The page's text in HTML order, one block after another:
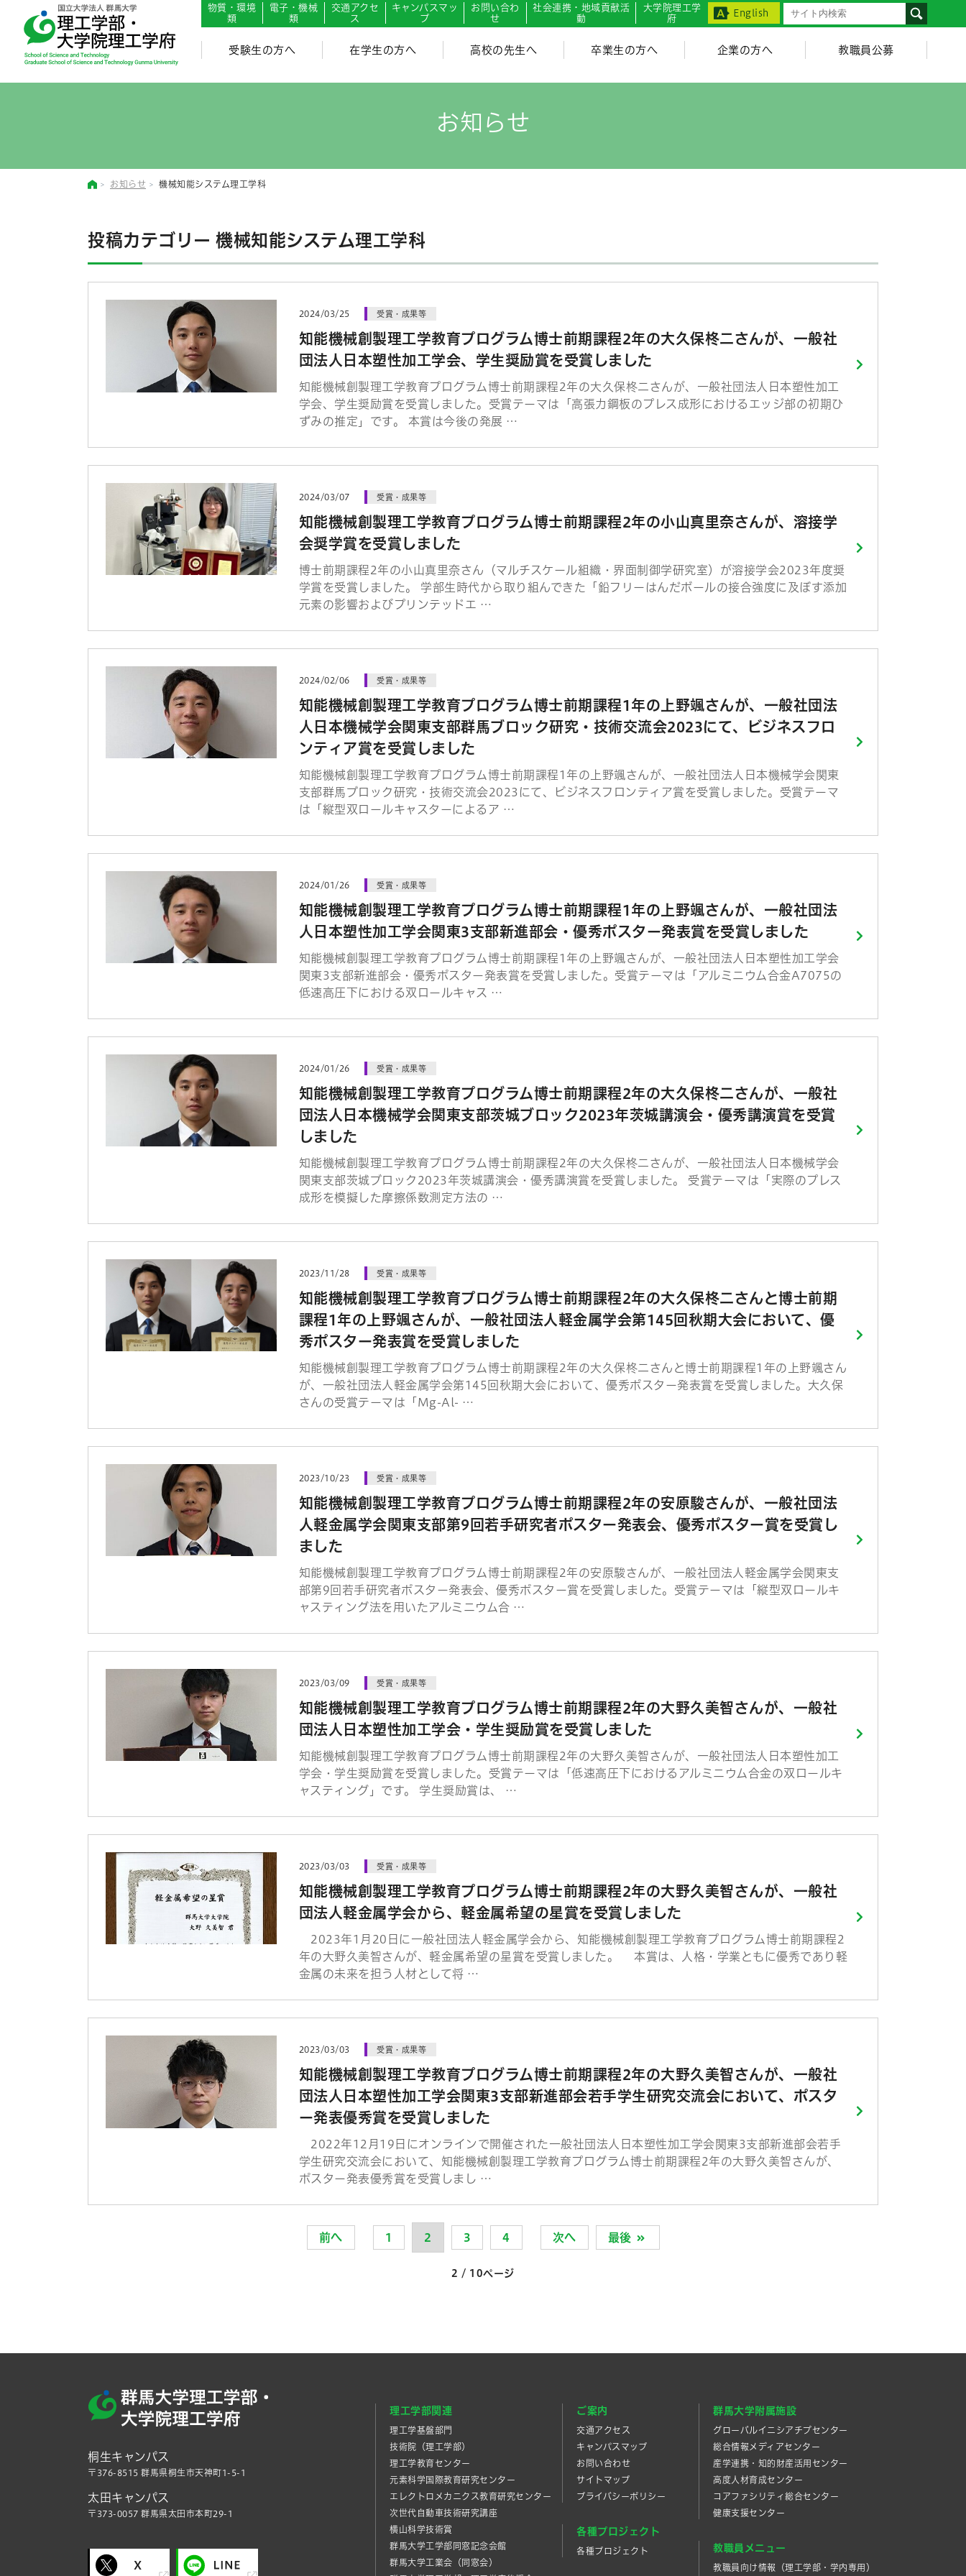
物質・環境
類
電子・機械
類
交通アクセ
ス
キャンパスマッ
プ
お問い合わ
せ
社会連携・地域貢献活
動
大学院理工学
府
English
受験生の方へ 在学生の方へ 高校の先生へ 卒業生の方へ 企業の方へ 教職員公募
Japanese
お知らせ
お知らせ 機械知能システム理工学科
投稿カテゴリー 機械知能システム理工学科
2024/03/25 受賞・成果等
知能機械創製理工学教育プログラム博士前期課程2年の大久保柊二さんが、一般社
団法人日本塑性加工学会、学生奨励賞を受賞しました
知能機械創製理工学教育プログラム博士前期課程2年の大久保柊二さんが、一般社団法人日本塑性加工
学会、学生奨励賞を受賞しました。受賞テーマは「高張力鋼板のプレス成形におけるエッジ部の初期ひ
ずみの推定」です。 本賞は今後の発展 …
2024/03/07 受賞・成果等
知能機械創製理工学教育プログラム博士前期課程2年の小山真里奈さんが、溶接学
会奨学賞を受賞しました
博士前期課程2年の小山真里奈さん（マルチスケール組織・界面制御学研究室）が溶接学会2023年度奨
学賞を受賞しました。 学部生時代から取り組んできた「鉛フリーはんだボールの接合強度に及ぼす添加
元素の影響およびプリンテッドエ …
2024/02/06 受賞・成果等
知能機械創製理工学教育プログラム博士前期課程1年の上野颯さんが、一般社団法
人日本機械学会関東支部群馬ブロック研究・技術交流会2023にて、ビジネスフロ
ンティア賞を受賞しました
知能機械創製理工学教育プログラム博士前期課程1年の上野颯さんが、一般社団法人日本機械学会関東
支部群馬ブロック研究・技術交流会2023にて、ビジネスフロンティア賞を受賞しました。受賞テーマ
は「縦型双ロールキャスターによるア …
2024/01/26 受賞・成果等
知能機械創製理工学教育プログラム博士前期課程1年の上野颯さんが、一般社団法
人日本塑性加工学会関東3支部新進部会・優秀ポスター発表賞を受賞しました
知能機械創製理工学教育プログラム博士前期課程1年の上野颯さんが、一般社団法人日本塑性加工学会
関東3支部新進部会・優秀ポスター発表賞を受賞しました。受賞テーマは「アルミニウム合金A7075の
低速高圧下における双ロールキャス …
2024/01/26 受賞・成果等
知能機械創製理工学教育プログラム博士前期課程2年の大久保柊二さんが、一般社
団法人日本機械学会関東支部茨城ブロック2023年茨城講演会・優秀講演賞を受賞
しました
知能機械創製理工学教育プログラム博士前期課程2年の大久保柊二さんが、一般社団法人日本機械学会
関東支部茨城ブロック2023年茨城講演会・優秀講演賞を受賞しました。 受賞テーマは「実際のプレス
成形を模擬した摩擦係数測定方法の …
2023/11/28 受賞・成果等
知能機械創製理工学教育プログラム博士前期課程2年の大久保柊二さんと博士前期
課程1年の上野颯さんが、一般社団法人軽金属学会第145回秋期大会において、優
秀ポスター発表賞を受賞しました
知能機械創製理工学教育プログラム博士前期課程2年の大久保柊二さんと博士前期課程1年の上野颯さん
が、一般社団法人軽金属学会第145回秋期大会において、優秀ポスター発表賞を受賞しました。大久保
さんの受賞テーマは「Mg-Al- …
2023/10/23 受賞・成果等
知能機械創製理工学教育プログラム博士前期課程2年の安原駿さんが、一般社団法
人軽金属学会関東支部第9回若手研究者ポスター発表会、優秀ポスター賞を受賞し
ました
知能機械創製理工学教育プログラム博士前期課程2年の安原駿さんが、一般社団法人軽金属学会関東支
部第9回若手研究者ポスター発表会、優秀ポスター賞を受賞しました。受賞テーマは「縦型双ロールキ
ャスティング法を用いたアルミニウム合 …
2023/03/09 受賞・成果等
知能機械創製理工学教育プログラム博士前期課程2年の大野久美智さんが、一般社
団法人日本塑性加工学会・学生奨励賞を受賞しました
知能機械創製理工学教育プログラム博士前期課程2年の大野久美智さんが、一般社団法人日本塑性加工
学会・学生奨励賞を受賞しました。受賞テーマは「低速高圧下におけるアルミニウム合金の双ロールキ
ャスティング」です。 学生奨励賞は、 …
2023/03/03 受賞・成果等
知能機械創製理工学教育プログラム博士前期課程2年の大野久美智さんが、一般社
団法人軽金属学会から、軽金属希望の星賞を受賞しました
2023年1月20日に一般社団法人軽金属学会から、知能機械創製理工学教育プログラム博士前期課程2
年の大野久美智さんが、軽金属希望の星賞を受賞しました。 本賞は、人格・学業ともに優秀であり軽
金属の未来を担う人材として将 …
2023/03/03 受賞・成果等
知能機械創製理工学教育プログラム博士前期課程2年の大野久美智さんが、一般社
団法人日本塑性加工学会関東3支部新進部会若手学生研究交流会において、ポスタ
ー発表優秀賞を受賞しました
2022年12月19日にオンラインで開催された一般社団法人日本塑性加工学会関東3支部新進部会若手
学生研究交流会において、知能機械創製理工学教育プログラム博士前期課程2年の大野久美智さんが、
ポスター発表優秀賞を受賞しまし …
前へ 1 2 3 4 次へ 最後
2 / 10ページ
桐生キャンパス
〒376-8515 群馬県桐生市天神町1-5-1
太田キャンパス
〒373-0057 群馬県太田市本町29-1
理工学部関連
理工学基盤部門
技術院（理工学部）
理工学教育センター
元素科学国際教育研究センター
エレクトロメカニクス教育研究センター
次世代自動車技術研究講座
横山科学技術賞
群馬大学工学部同窓記念会館
群馬大学工業会（同窓会）
ご案内
交通アクセス
キャンパスマップ
お問い合わせ
サイトマップ
プライバシーポリシー
各種プロジェクト
各種プロジェクト
群馬大学附属施設
グローバルイニシアチブセンター
総合情報メディアセンター
産学連携・知的財産活⽤センター
高度人材育成センター
コアファシリティ総合センター
健康支援センター
教職員メニュー
教職員向け情報（理工学部・学内専用）